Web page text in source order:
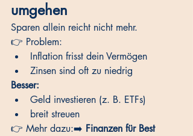
umgehen
Sparen allein reicht nicht mehr.
👉 Problem:
Inflation frisst dein Vermögen
Zinsen sind oft zu niedrig
Besser:
Geld investieren (z. B. ETFs)
breit streuen
👉 Mehr dazu:➡️ Finanzen für Best